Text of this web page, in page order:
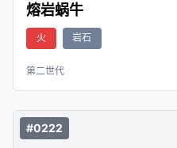
熔岩蜗牛
火 岩石
第二世代
#0222